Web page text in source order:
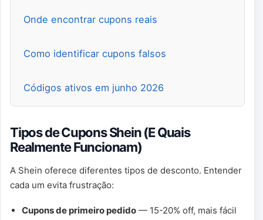
Onde encontrar cupons reais
Como identificar cupons falsos
Códigos ativos em junho 2026
Tipos de Cupons Shein (E Quais
Realmente Funcionam)
A Shein oferece diferentes tipos de desconto. Entender
cada um evita frustração:
Cupons de primeiro pedido — 15-20% off, mais fácil